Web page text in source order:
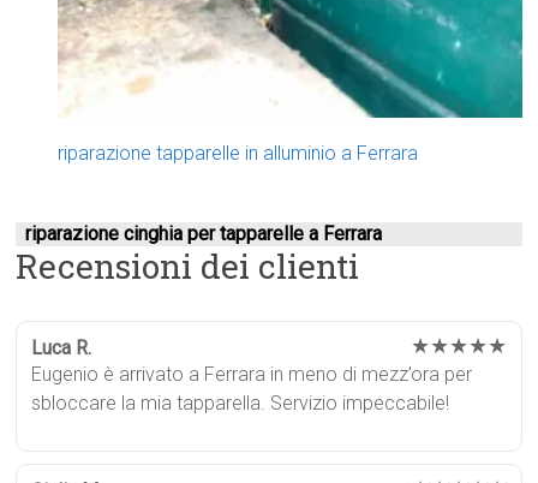
riparazione tapparelle in alluminio a Ferrara
riparazione cinghia per tapparelle a Ferrara
Recensioni dei clienti
Luca R. ★★★★★
Eugenio è arrivato a Ferrara in meno di mezz’ora per
sbloccare la mia tapparella. Servizio impeccabile!